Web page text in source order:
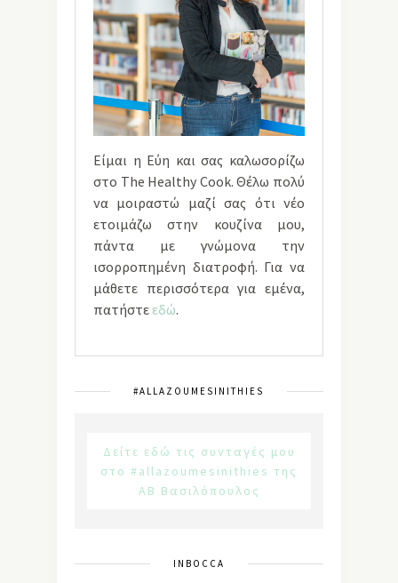
Είμαι η Εύη και σας καλωσορίζω
στο The Healthy Cook. Θέλω πολύ
να μοιραστώ μαζί σας ότι νέο
ετοιμάζω στην κουζίνα μου,
πάντα με γνώμονα την
ισορροπημένη διατροφή. Για να
μάθετε περισσότερα για εμένα,
πατήστε εδώ.
#ALLAZOUMESINITHIES
Δείτε εδώ τις συνταγές μου
στο #allazoumesinithies της
ΑΒ Βασιλόπουλος
INBOCCA